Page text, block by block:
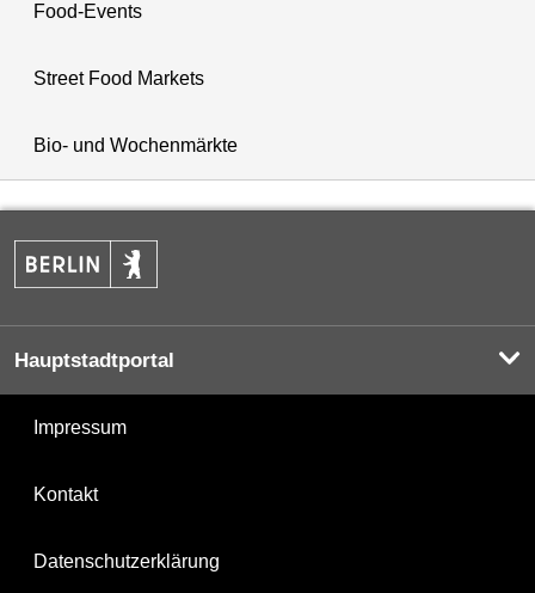
Food-Events
Street Food Markets
Bio- und Wochenmärkte
Hauptstadtportal
Impressum
Kontakt
Datenschutzerklärung